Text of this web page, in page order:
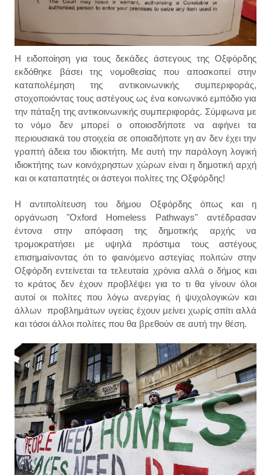
Η ειδοποίηση για τους δεκάδες άστεγους της Οξφόρδης
εκδόθηκε βάσει της νομοθεσίας που αποσκοπεί στην
καταπολέμηση της αντικοινωνικής συμπεριφοράς,
στοχοποιόντας τους αστέγους ως ένα κοινωνικό εμπόδιο για
την πάταξη της αντικοινωνικής συμπεριφοράς. Σύμφωνα με
το νόμο δεν μπορεί ο οποιοσδήποτε να αφήνει τα
περιουσιακά του στοιχεία σε οποιαδήποτε γη αν δεν έχει την
γραπτή άδεια του ιδιοκτήτη. Με αυτή την παράλογη λογική
ιδιοκτήτης των κοινόχρηστων χώρων είναι η δημοτική αρχή
και οι καταπατητές οι άστεγοι πολίτες της Οξφόρδης!
Η αντιπολίτευση του δήμου Οξφόρδης όπως και η
οργάνωση "Oxford Homeless Pathways" αντέδρασαν
έντονα στην απόφαση της δημοτικής αρχής να
τρομοκρατήσει με υψηλά πρόστιμα τους αστέγους
επισημαίνοντας ότι το φαινόμενο αστεγίας πολιτών στην
Οξφόρδη εντείνεται τα τελευταία χρόνια αλλά ο δήμος και
το κράτος δεν έχουν προβλέψει για το τι θα γίνουν όλοι
αυτοί οι πολίτες που λόγω ανεργίας ή ψυχολογικών και
άλλων προβλημάτων υγείας έχουν μείνει χωρίς σπίτι αλλά
και τόσοι άλλοι πολίτες που θα βρεθούν σε αυτή την θέση.